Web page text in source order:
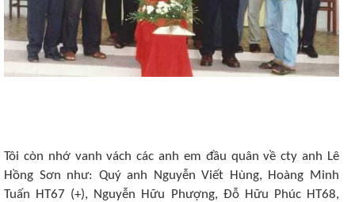
Tôi còn nhớ vanh vách các anh em đầu quân về cty anh Lê
Hồng Sơn như: Quý anh Nguyễn Viết Hùng, Hoàng Minh
Tuấn HT67 (+), Nguyễn Hữu Phượng, Đỗ Hữu Phúc HT68,